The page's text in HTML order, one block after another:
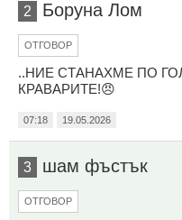
2 Боруна Лом
ОТГОВОР
..НИЕ СТАНАХМЕ ПО
КРАВАРИТЕ!😠
07:18 19.05.2026
3 шам фъстък
ОТГОВОР